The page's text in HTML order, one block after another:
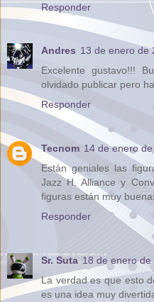
Responder
Andres 13 de enero de
Excelente gustavo!!!
olvidado publicar pero
Responder
Tecnom 14 de enero
Están geniales las
Jazz H. Alliance y
figuras están muy
Responder
Sr. Suta 18 de enero
La verdad es que esto
es una idea muy